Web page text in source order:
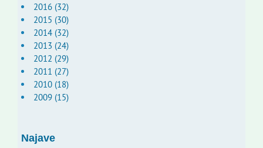
2016 (32)
2015 (30)
2014 (32)
2013 (24)
2012 (29)
2011 (27)
2010 (18)
2009 (15)
Najave